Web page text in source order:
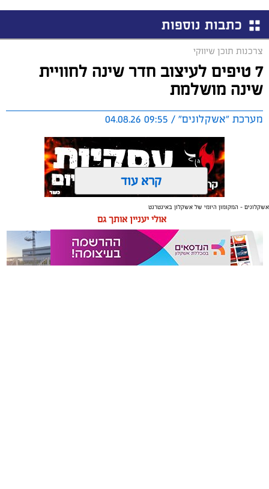
כתבות נוספות
צרכנות תוכן שיווקי
7 טיפים לעיצוב חדר שינה לחוויית
שינה מושלמת
מערכת "אשקלונים" / 09:55 04.08.26
תגים:טקסטיל, חדר שינה, שינה
תכנון נכון של חדר השינה משפיע באופן ישיר על איכות
המנוחה, על רמות האנרגיה בבוקר ועל התחושה הכללית
קרא עוד
אשקלונים - המקומון היומי של אשקלון באינטרנט
אולי יעניין אותך גם